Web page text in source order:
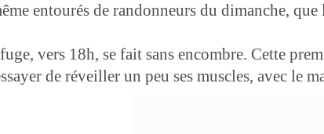
entourés de randonneurs du dimanche,
vers 18h, se fait sans encombre. Cette
de réveiller un peu ses muscles, avec le